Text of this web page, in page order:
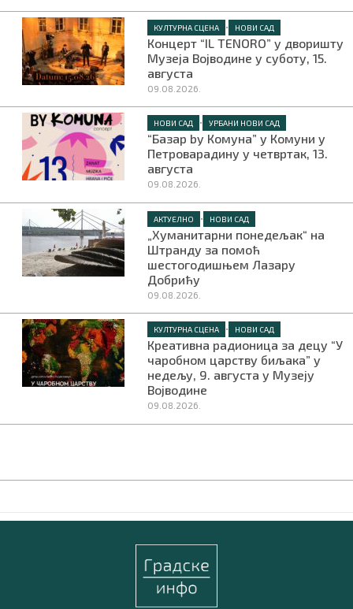
КУЛТУРНА СЦЕНА • НОВИ САД
Концерт “IL TENORO” у дворишту
Музеја Војводине у суботу, 15.
августа
09.08.2026.
НОВИ САД • УРБАНИ НОВИ САД
“Базар by Комуна” у Комуни у
Петроварадину у четвртак, 13.
августа
09.08.2026.
АКТУЕЛНО • НОВИ САД
„Хуманитарни понедељак“ на
Штранду за помоћ
шестогодишњем Лазару
Добрићу
09.08.2026.
КУЛТУРНА СЦЕНА • НОВИ САД
Креативна радионица за децу “У
чаробном царству биљака” у
недељу, 9. августа у Музеју
Војводине
09.08.2026.